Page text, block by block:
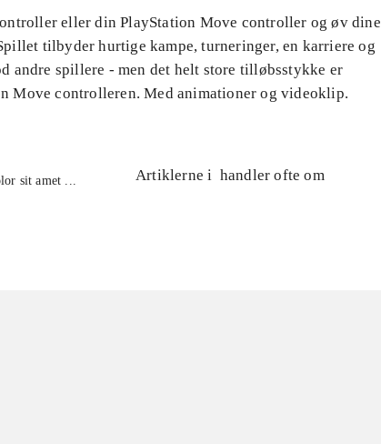
eller din PlayStation Move controller og øv dine
tilbyder hurtige kampe, turneringer, en karriere og
andre spillere - men det helt store tilløbsstykke er
Move controlleren. Med animationer og videoklip.
sit amet ...
Artiklerne i handler ofte om